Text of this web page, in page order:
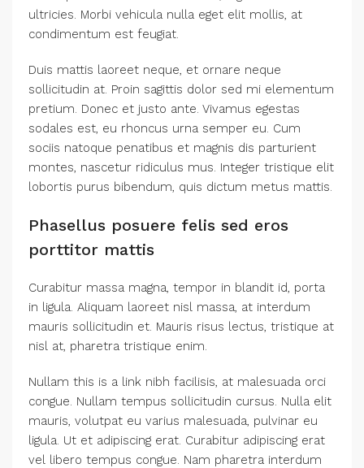
ultricies. Morbi vehicula nulla eget elit mollis, at
condimentum est feugiat.
Duis mattis laoreet neque, et ornare neque
sollicitudin at. Proin sagittis dolor sed mi elementum
pretium. Donec et justo ante. Vivamus egestas
sodales est, eu rhoncus urna semper eu. Cum
sociis natoque penatibus et magnis dis parturient
montes, nascetur ridiculus mus. Integer tristique elit
lobortis purus bibendum, quis dictum metus mattis.
Phasellus posuere felis sed eros
porttitor mattis
Curabitur massa magna, tempor in blandit id, porta
in ligula. Aliquam laoreet nisl massa, at interdum
mauris sollicitudin et. Mauris risus lectus, tristique at
nisl at, pharetra tristique enim.
Nullam this is a link nibh facilisis, at malesuada orci
congue. Nullam tempus sollicitudin cursus. Nulla elit
mauris, volutpat eu varius malesuada, pulvinar eu
ligula. Ut et adipiscing erat. Curabitur adipiscing erat
vel libero tempus congue. Nam pharetra interdum